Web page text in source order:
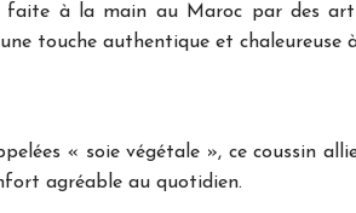
faite à la main au Maroc par des
touche authentique et chaleureuse
« soie végétale », ce coussin
agréable au quotidien.